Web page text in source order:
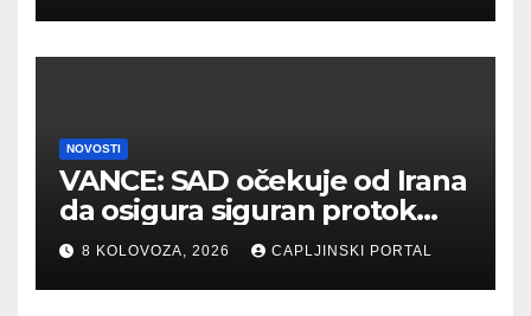
NOVOSTI
VANCE: SAD očekuje od Irana
da osigura siguran protok
nafte kroz Hormuški moreuz
8 KOLOVOZA, 2026 CAPLJINSKI PORTAL